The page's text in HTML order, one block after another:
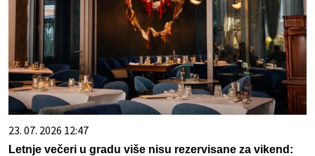
23. 07. 2026 12:47
Letnje večeri u gradu više nisu rezervisane za vikend: